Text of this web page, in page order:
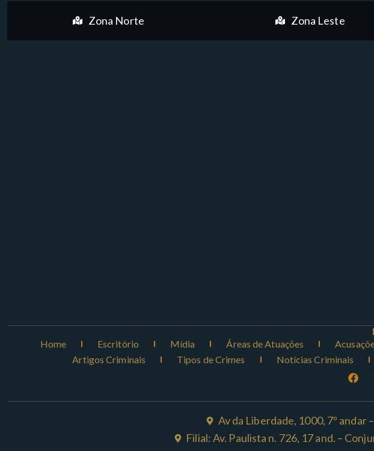
Zona Norte Zona Leste
Home Escritório Mídia Áreas de Atuações
Artigos Criminais
Tipos de Crimes Notícias Criminais
Av da Liberdade, 1000, 7º andar
Filial: Av. Paulista n. 726, 17 and. –